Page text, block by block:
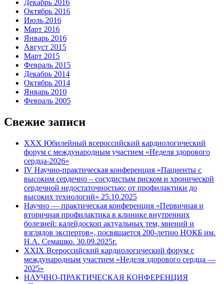
Декабрь 2016
Октябрь 2016
Июль 2016
Март 2016
Январь 2016
Август 2015
Март 2015
Февраль 2015
Декабрь 2014
Октябрь 2014
Январь 2010
Февраль 2005
Свежие записи
XXX Юбилейный всероссийский кардиологический
форум с международным участием «Неделя здорового
сердца-2026»
IV Научно-практическая конференция «Пациенты с
высоким сердечно – сосудистым риском и хронической
сердечной недостаточностью: от профилактики до
высоких технологий» 25.10.2025
Научно — практическая конференция «Первичная и
вторичная профилактика в клинике внутренних
болезней: калейдоскоп актуальных тем, мнений и
взглядов экспертов», посвящается 200-летию НОКБ им.
Н.А. Семашко. 30.09.2025г.
XXIX Всероссийский кардиологический форум с
международным участием «Неделя здорового сердца —
2025»
НАУЧНО-ПРАКТИЧЕСКАЯ КОНФЕРЕНЦИЯ